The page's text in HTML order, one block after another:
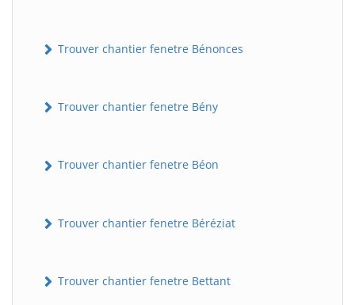
Trouver chantier fenetre Bénonces
Trouver chantier fenetre Bény
Trouver chantier fenetre Béon
Trouver chantier fenetre Béréziat
Trouver chantier fenetre Bettant